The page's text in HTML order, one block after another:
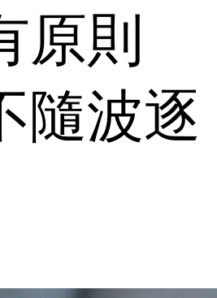
原則
隨波逐